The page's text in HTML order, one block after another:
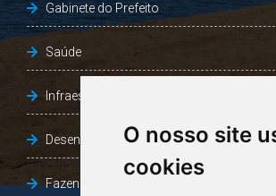
O nosso site
cookies
Gabinete do Prefeito
Saúde
Infraestrutura, Agricultura e Meio
Desenvolvimento Social
Fazenda e Desenvolvimento Econômico